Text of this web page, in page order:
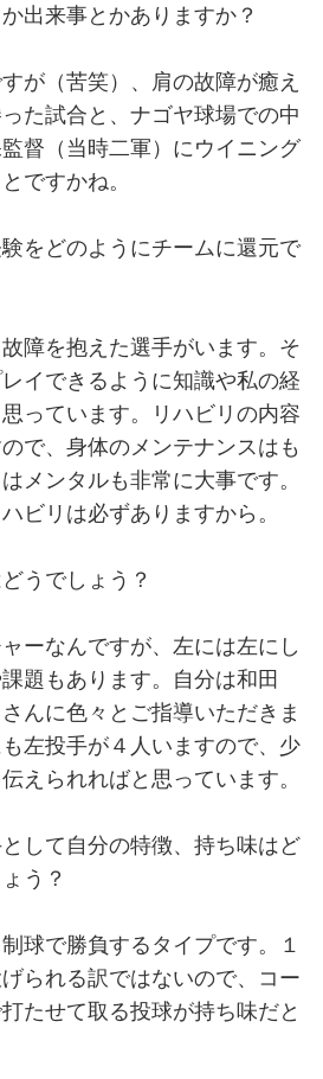
出来事とかありますか？
が（苦笑）、肩の故障が癒え
た試合と、ナゴヤ球場での中
督（当時二軍）にウイニング
ですかね。
をどのようにチームに還元で
障を抱えた選手がいます。そ
イできるように知識や私の経
っています。リハビリの内容
で、身体のメンテナンスはも
メンタルも非常に大事です。
ビリは必ずありますから。
うでしょう？
ーなんですが、左には左にし
題もあります。自分は和田
んに色々とご指導いただきま
左投手が４人いますので、少
えられればと思っています。
して自分の特徴、持ち味はど
う？
球で勝負するタイプです。１
られる訳ではないので、コー
たせて取る投球が持ち味だと